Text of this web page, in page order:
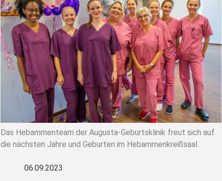
Das Hebammenteam der Augusta-Geburtsklinik freut sich auf
die nächsten Jahre und Geburten im Hebammenkreißsaal.
06.09.2023